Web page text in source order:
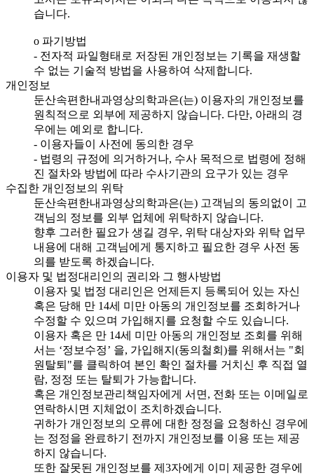
습니다.
ο 파기방법
- 전자적 파일형태로 저장된 개인정보는 기록을 재생할
수 없는 기술적 방법을 사용하여 삭제합니다.
개인정보
둔산속편한내과영상의학과은(는) 이용자의 개인정보를
원칙적으로 외부에 제공하지 않습니다. 다만, 아래의 경
우에는 예외로 합니다.
- 이용자들이 사전에 동의한 경우
- 법령의 규정에 의거하거나, 수사 목적으로 법령에 정해
진 절차와 방법에 따라 수사기관의 요구가 있는 경우
수집한 개인정보의 위탁
둔산속편한내과영상의학과은(는) 고객님의 동의없이 고
객님의 정보를 외부 업체에 위탁하지 않습니다.
향후 그러한 필요가 생길 경우, 위탁 대상자와 위탁 업무
내용에 대해 고객님에게 통지하고 필요한 경우 사전 동
의를 받도록 하겠습니다.
이용자 및 법정대리인의 권리와 그 행사방법
이용자 및 법정 대리인은 언제든지 등록되어 있는 자신
혹은 당해 만 14세 미만 아동의 개인정보를 조회하거나
수정할 수 있으며 가입해지를 요청할 수도 있습니다.
이용자 혹은 만 14세 미만 아동의 개인정보 조회를 위해
서는 ‘정보수정’ 을, 가입해지(동의철회)를 위해서는 "회
원탈퇴"를 클릭하여 본인 확인 절차를 거치신 후 직접 열
람, 정정 또는 탈퇴가 가능합니다.
혹은 개인정보관리책임자에게 서면, 전화 또는 이메일로
연락하시면 지체없이 조치하겠습니다.
귀하가 개인정보의 오류에 대한 정정을 요청하신 경우에
는 정정을 완료하기 전까지 개인정보를 이용 또는 제공
하지 않습니다.
또한 잘못된 개인정보를 제3자에게 이미 제공한 경우에